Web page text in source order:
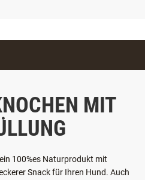
MIT
100%es Naturprodukt mit
Snack für Ihren Hund. Auch